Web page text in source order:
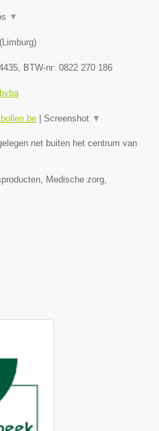
▼
(Limburg)
, BTW-nr: 0822 270 186
Screenshot ▼
net buiten het centrum van
Medische zorg,